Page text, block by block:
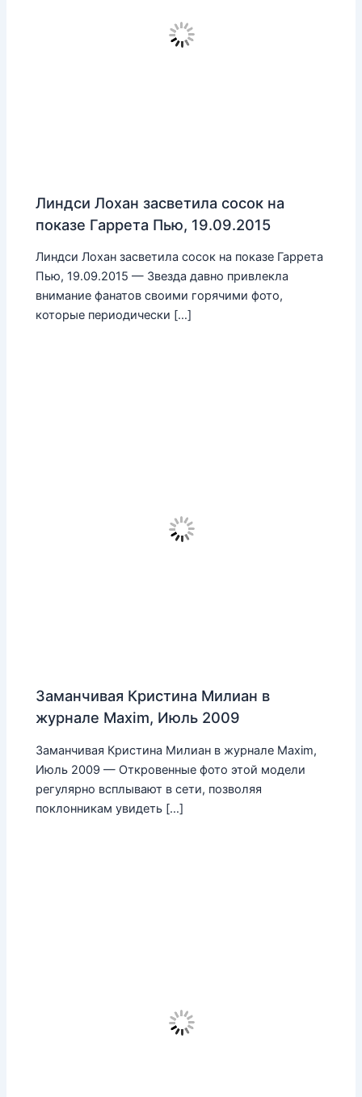
Линдси Лохан засветила сосок на
показе Гаррета Пью, 19.09.2015
Линдси Лохан засветила сосок на показе Гаррета
Пью, 19.09.2015 — Звезда давно привлекла
внимание фанатов своими горячими фото,
которые периодически […]
Заманчивая Кристина Милиан в
журнале Maxim, Июль 2009
Заманчивая Кристина Милиан в журнале Maxim,
Июль 2009 — Откровенные фото этой модели
регулярно всплывают в сети, позволяя
поклонникам увидеть […]